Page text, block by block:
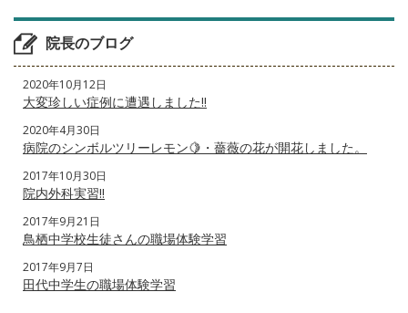
院長のブログ
2020年10月12日
大変珍しい症例に遭遇しました‼️
2020年4月30日
病院のシンボルツリーレモン🍋・薔薇の花が開花しました。
2017年10月30日
院内外科実習‼️
2017年9月21日
鳥栖中学校生徒さんの職場体験学習
2017年9月7日
田代中学生の職場体験学習